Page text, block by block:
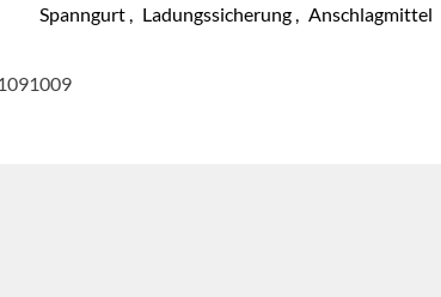
Spanngurt, Ladungssicherung, Anschlagmittel
1091009